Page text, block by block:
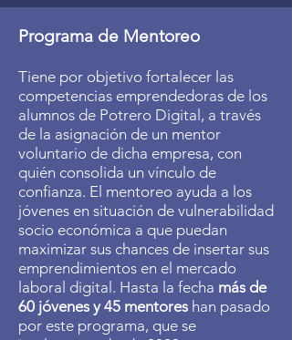
Programa de Mentoreo
Tiene por objetivo fortalecer las
competencias emprendedoras de los
alumnos de Potrero Digital, a través
de la asignación de un mentor
voluntario de dicha empresa, con
quién consolida un vínculo de
confianza. El mentoreo ayuda a los
jóvenes en situación de vulnerabilidad
socio económica a que puedan
maximizar sus chances de insertar sus
emprendimientos en el mercado
laboral digital. Hasta la fecha más de
60 jóvenes y 45 mentores han pasado
por este programa, que se